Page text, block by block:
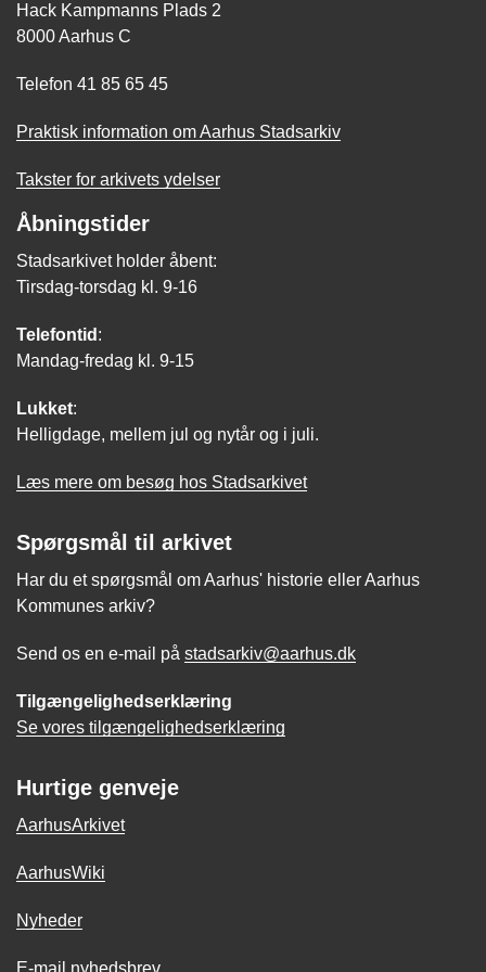
Hack Kampmanns Plads 2
8000 Aarhus C
Telefon 41 85 65 45
Praktisk information om Aarhus Stadsarkiv
Takster for arkivets ydelser
Åbningstider
Stadsarkivet holder åbent:
Tirsdag-torsdag kl. 9-16
Telefontid :
Mandag-fredag kl. 9-15
Lukket:
Helligdage, mellem jul og nytår og i juli.
Læs mere om besøg hos Stadsarkivet
Spørgsmål til arkivet
Har du et spørgsmål om Aarhus' historie eller Aarhus
Kommunes arkiv?
Send os en e-mail på stadsarkiv@aarhus.dk
Tilgængelighedserklæring
Se vores tilgængelighedserklæring
Hurtige genveje
AarhusArkivet
AarhusWiki
Nyheder
E-mail nyhedsbrev